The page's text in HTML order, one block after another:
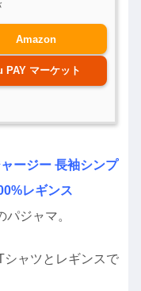
Amazon
PAY マーケット
ージー 長袖シンプ
レギンス
ジャマ。
シャツとレギンスで